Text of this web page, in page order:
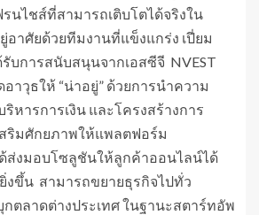
นไชส์ที่สามารถเติบโตได้จริงใน
าศัยด้วยทีมงานที่แข็งแกร่ง เปี่ยม
บการสนับสนุนจากเอสซีจี NVEST
าวุธให้ “น่าอยู่” ด้วยการนำความ
หารการเงิน และโครงสร้างการ
สริมศักยภาพให้แพลตฟอร์ม
ส่งมอบโซลูชันให้ลูกค้าออนไลน์ได้
งขึ้น สามารถขยายธุรกิจไปทั่ว
ตลาดต่างประเทศ ในฐานะสตาร์ทอัพ